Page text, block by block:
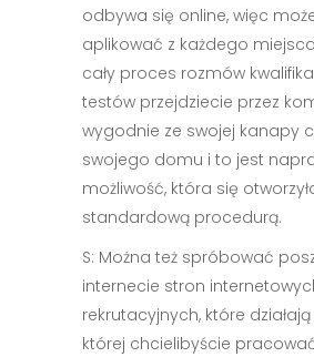
odbywa się online, więc
aplikować z każdego
cały proces rozmów
testów przejdziecie przez
wygodnie ze swojej kanapy
swojego domu i to jest
możliwość, która się
standardową procedurą.
S: Można też spróbować
internecie stron
rekrutacyjnych, które
której chcielibyście